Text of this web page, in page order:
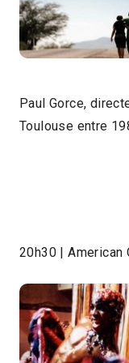
Paul Gorce,
Toulouse entre
20h30 | American